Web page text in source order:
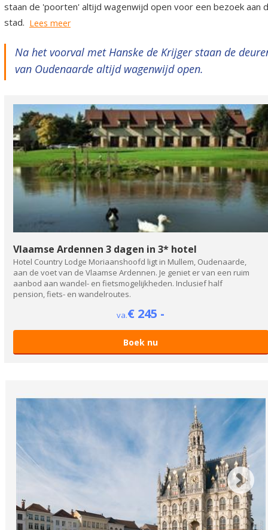
staan de 'poorten' altijd wagenwijd open voor een bezoek aan
stad. Lees meer
Na het voorval met Hanske de Krijger staan de
van Oudenaarde altijd wagenwijd open.
Vlaamse Ardennen 3 dagen in 3* hotel
Hotel Country Lodge Moriaanshoofd ligt in Mullem, Oudenaarde,
aan de voet van de Vlaamse Ardennen. Je geniet er van een ruim
aanbod aan wandel- en fietsmogelijkheden. Inclusief half
pension, fiets- en wandelroutes.
va.€ 245 -
Boek nu